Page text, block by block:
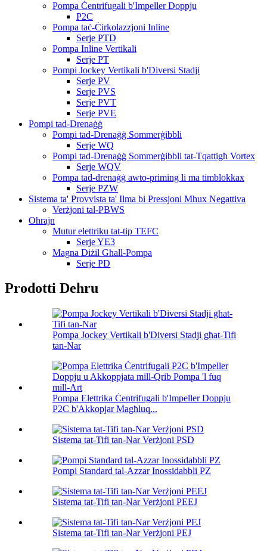
Pompa Ċentrifugali b'Impeller Doppju
P2C
Pompa taċ-Ċirkolazzjoni Inline
Serje PTD
Pompa Inline Vertikali
Serje PT
Pompi Jockey Vertikali b'Diversi Stadji
Serje PV
Serje PVS
Serje PVT
Serje PVE
Pompi tad-Drenaġġ
Pompi tad-Drenaġġ Sommerġibbli
Serje WQ
Pompi tad-Drenaġġ Sommerġibbli tat-Tqattigħ Vortex
Serje WQV
Pompa tad-drenaġġ awto-priming li ma timblokkax
Serje PZW
Sistema ta' Provvista ta' Ilma bi Pressjoni Mhux Negattiva
Verżjoni tal-PBWS
Oħrajn
Mutur elettriku tat-tip TEFC
Serje YE3
Magna Diżil Għall-Pompa
Serje PD
Prodotti Dehru
Pompa Jockey Vertikali b'Diversi Stadji għat-Tifi
tan-Nar
Pompa Elettrika Ċentrifugali b'Impeller Doppju
P2C b'Akkopjar Magħluq...
Sistema tat-Tifi tan-Nar Verżjoni PSD
Pompi Standard tal-Azzar Inossidabbli PZ
Sistema tat-Tifi tan-Nar Verżjoni PEEJ
Sistema tat-Tifi tan-Nar Verżjoni PEJ